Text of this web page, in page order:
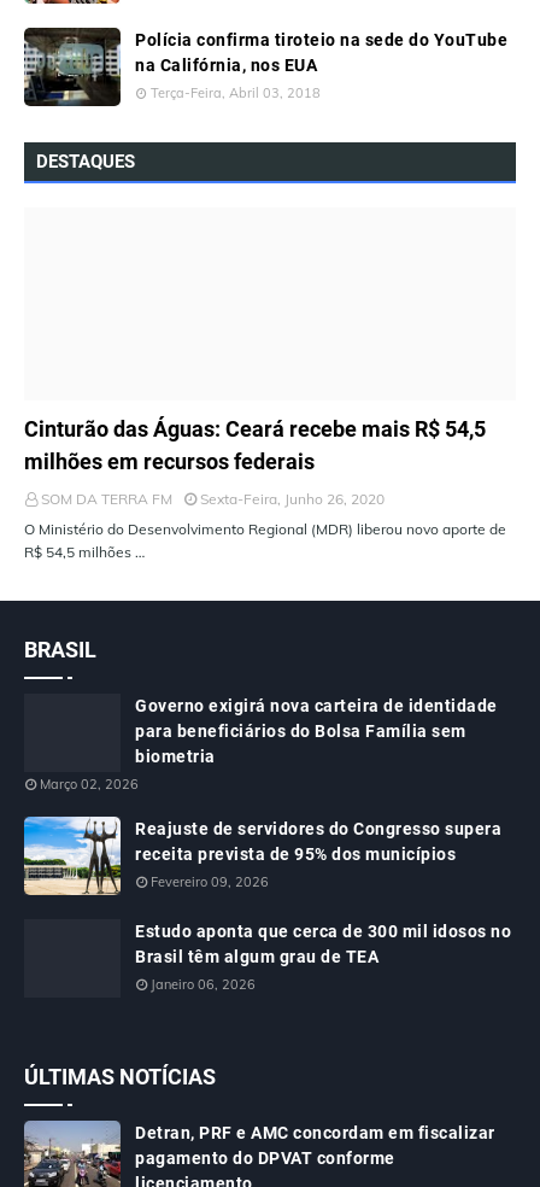
Polícia confirma tiroteio na sede do YouTube
na Califórnia, nos EUA
Terça-Feira, Abril 03, 2018
DESTAQUES
ÚLTIMAS NOTÍCIAS
Cinturão das Águas: Ceará recebe mais R$ 54,5
milhões em recursos federais
SOM DA TERRA FM
Sexta-Feira, Junho 26, 2020
O Ministério do Desenvolvimento Regional (MDR) liberou novo aporte de
R$ 54,5 milhões …
BRASIL
Governo exigirá nova carteira de identidade
para beneficiários do Bolsa Família sem
biometria
Março 02, 2026
Reajuste de servidores do Congresso supera
receita prevista de 95% dos municípios
Fevereiro 09, 2026
Estudo aponta que cerca de 300 mil idosos no
Brasil têm algum grau de TEA
Janeiro 06, 2026
ÚLTIMAS NOTÍCIAS
Detran, PRF e AMC concordam em fiscalizar
pagamento do DPVAT conforme